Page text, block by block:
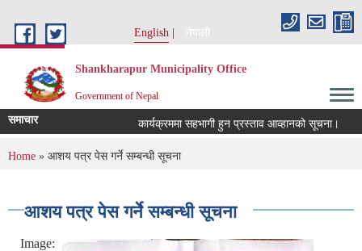
English
नेपाली
Shankharapur Municipality Office
Government of Nepal
समाचार कार्यक्रममा सहभागी हुन प्रस्ताव आव्हानको सूचना।
You are here
Home » आशय पत्र पेस गर्ने सम्बन्धी सूचना
आशय पत्र पेस गर्ने सम्बन्धी सूचना
Image: